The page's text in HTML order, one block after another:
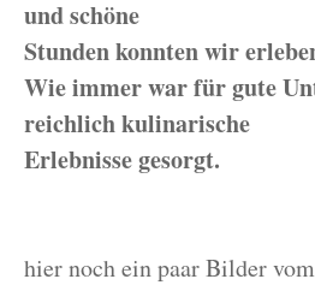
und schöne
Stunden konnten wir
Wie immer war für gute
reichlich kulinarische
Erlebnisse gesorgt.
hier noch ein paar Bilder